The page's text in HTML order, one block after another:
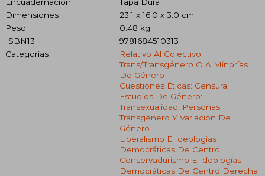
Dimensiones
23.1 x 16.0 x 3.0 cm
Peso
0.48 kg.
ISBN13
9781684510313
Categorías
Relativo Al Colectivo
Trans/transgénero O A Minorías
De Género
Cuestiones Éticas: Censura
Estudios De Género:
Transexualidad, Personas
Transgénero Y Variación De
Género
Liberalismo E Ideologías
Democráticas De Centro
Conservadurismo E Ideologías
Democráticas De Centro Derecha